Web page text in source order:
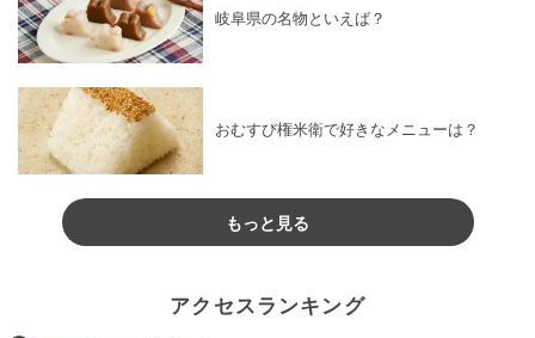
岐阜県の名物といえば？
おむすび権米衛で好きなメニューは？
もっと見る
アクセスランキング